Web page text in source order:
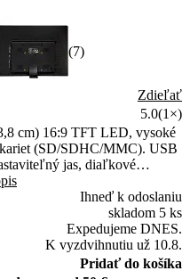
(7)
Zdieľať
5.0(1×)
cm) 16:9 TFT LED, vysoké
(SD/SDHC/MMC). USB
jas, diaľkové
Ihneď k odoslaniu
skladom 5 ks
Expedujeme DNES.
K vyzdvihnutiu už 10.8.
Pridať do košíka